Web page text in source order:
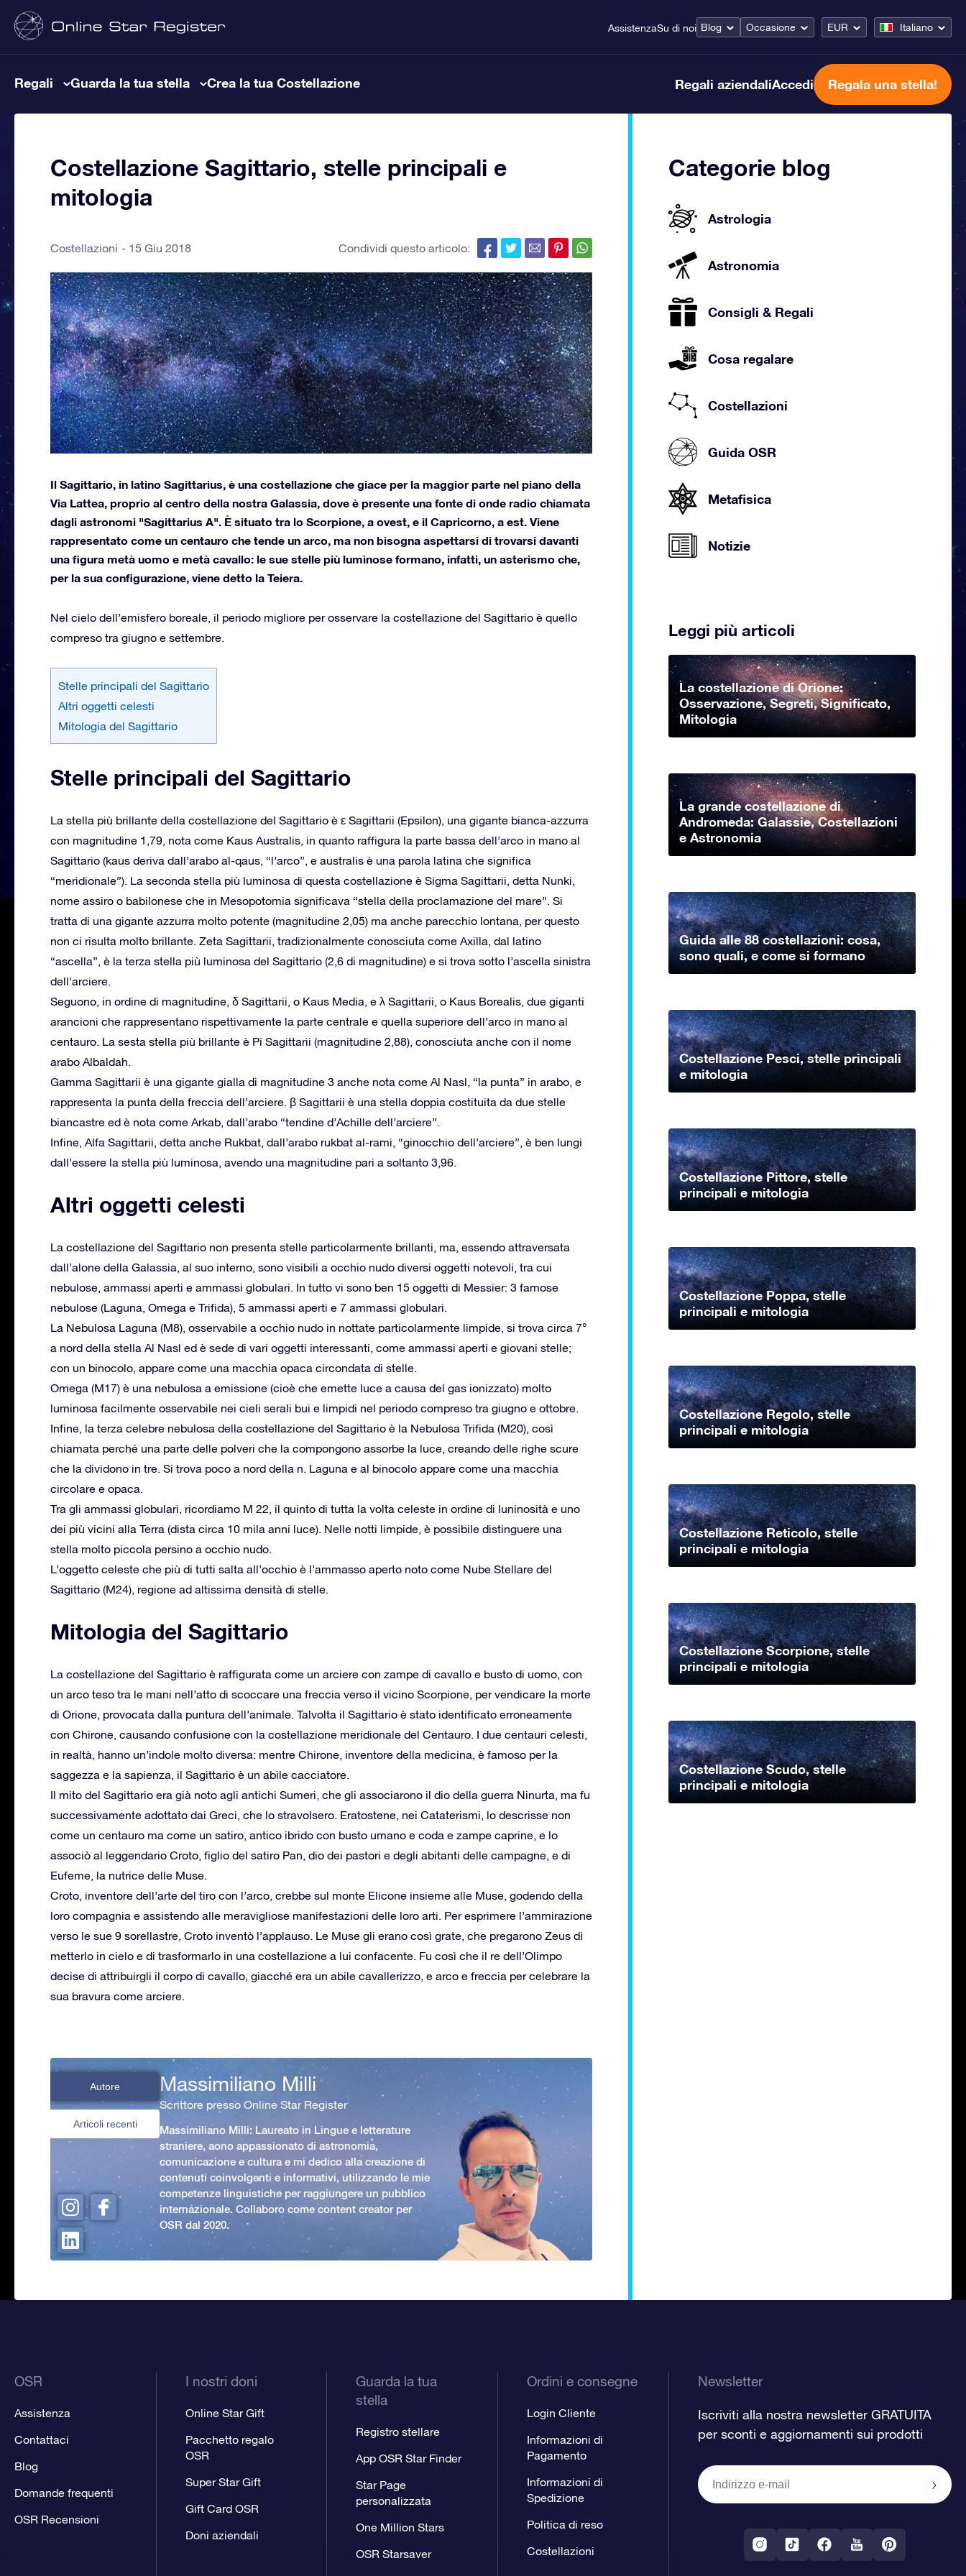
AssistenzaSu di noi Blog Occasione EUR Italiano
Regali Guarda la tua stella Crea la tua Costellazione Regali aziendaliAccedi Regala una stella!
Costellazione Sagittario, stelle principali e
mitologia
Costellazioni 15 Giu 2018 Condividi questo articolo:
Il Sagittario, in latino Sagittarius, è una costellazione che giace per la maggior parte nel piano della
Via Lattea, proprio al centro della nostra Galassia, dove è presente una fonte di onde radio chiamata
dagli astronomi "Sagittarius A". È situato tra lo Scorpione, a ovest, e il Capricorno, a est. Viene
rappresentato come un centauro che tende un arco, ma non bisogna aspettarsi di trovarsi davanti
una figura metà uomo e metà cavallo: le sue stelle più luminose formano, infatti, un asterismo che,
per la sua configurazione, viene detto la Teiera.
Nel cielo dell’emisfero boreale, il periodo migliore per osservare la costellazione del Sagittario è quello
compreso tra giugno e settembre.
Stelle principali del Sagittario
Altri oggetti celesti
Mitologia del Sagittario
Stelle principali del Sagittario
La stella più brillante della costellazione del Sagittario è ε Sagittarii (Epsilon), una gigante bianca-azzurra
con magnitudine 1,79, nota come Kaus Australis, in quanto raffigura la parte bassa dell’arco in mano al
Sagittario (kaus deriva dall’arabo al-qaus, “l’arco”, e australis è una parola latina che significa
“meridionale”). La seconda stella più luminosa di questa costellazione è Sigma Sagittarii, detta Nunki,
nome assiro o babilonese che in Mesopotomia significava “stella della proclamazione del mare”. Si
tratta di una gigante azzurra molto potente (magnitudine 2,05) ma anche parecchio lontana, per questo
non ci risulta molto brillante. Zeta Sagittarii, tradizionalmente conosciuta come Axilla, dal latino
“ascella”, è la terza stella più luminosa del Sagittario (2,6 di magnitudine) e si trova sotto l’ascella sinistra
dell’arciere.
Seguono, in ordine di magnitudine, δ Sagittarii, o Kaus Media, e λ Sagittarii, o Kaus Borealis, due giganti
arancioni che rappresentano rispettivamente la parte centrale e quella superiore dell’arco in mano al
centauro. La sesta stella più brillante è Pi Sagittarii (magnitudine 2,88), conosciuta anche con il nome
arabo Albaldah.
Gamma Sagittarii è una gigante gialla di magnitudine 3 anche nota come Al Nasl, “la punta” in arabo, e
rappresenta la punta della freccia dell’arciere. β Sagittarii è una stella doppia costituita da due stelle
biancastre ed è nota come Arkab, dall’arabo “tendine d’Achille dell’arciere”.
Infine, Alfa Sagittarii, detta anche Rukbat, dall’arabo rukbat al-rami, “ginocchio dell’arciere”, è ben lungi
dall’essere la stella più luminosa, avendo una magnitudine pari a soltanto 3,96.
Altri oggetti celesti
La costellazione del Sagittario non presenta stelle particolarmente brillanti, ma, essendo attraversata
dall’alone della Galassia, al suo interno, sono visibili a occhio nudo diversi oggetti notevoli, tra cui
nebulose, ammassi aperti e ammassi globulari. In tutto vi sono ben 15 oggetti di Messier: 3 famose
nebulose (Laguna, Omega e Trifida), 5 ammassi aperti e 7 ammassi globulari.
La Nebulosa Laguna (M8), osservabile a occhio nudo in nottate particolarmente limpide, si trova circa 7°
a nord della stella Al Nasl ed è sede di vari oggetti interessanti, come ammassi aperti e giovani stelle;
con un binocolo, appare come una macchia opaca circondata di stelle.
Omega (M17) è una nebulosa a emissione (cioè che emette luce a causa del gas ionizzato) molto
luminosa facilmente osservabile nei cieli serali bui e limpidi nel periodo compreso tra giugno e ottobre.
Infine, la terza celebre nebulosa della costellazione del Sagittario è la Nebulosa Trifida (M20), così
chiamata perché una parte delle polveri che la compongono assorbe la luce, creando delle righe scure
che la dividono in tre. Si trova poco a nord della n. Laguna e al binocolo appare come una macchia
circolare e opaca.
Tra gli ammassi globulari, ricordiamo M 22, il quinto di tutta la volta celeste in ordine di luninosità e uno
dei più vicini alla Terra (dista circa 10 mila anni luce). Nelle notti limpide, è possibile distinguere una
stella molto piccola persino a occhio nudo.
L’oggetto celeste che più di tutti salta all’occhio è l’ammasso aperto noto come Nube Stellare del
Sagittario (M24), regione ad altissima densità di stelle.
Mitologia del Sagittario
La costellazione del Sagittario è raffigurata come un arciere con zampe di cavallo e busto di uomo, con
un arco teso tra le mani nell’atto di scoccare una freccia verso il vicino Scorpione, per vendicare la morte
di Orione, provocata dalla puntura dell’animale. Talvolta il Sagittario è stato identificato erroneamente
con Chirone, causando confusione con la costellazione meridionale del Centauro. I due centauri celesti,
in realtà, hanno un’indole molto diversa: mentre Chirone, inventore della medicina, è famoso per la
saggezza e la sapienza, il Sagittario è un abile cacciatore.
Il mito del Sagittario era già noto agli antichi Sumeri, che gli associarono il dio della guerra Ninurta, ma fu
successivamente adottato dai Greci, che lo stravolsero. Eratostene, nei Cataterismi, lo descrisse non
come un centauro ma come un satiro, antico ibrido con busto umano e coda e zampe caprine, e lo
associò al leggendario Croto, figlio del satiro Pan, dio dei pastori e degli abitanti delle campagne, e di
Eufeme, la nutrice delle Muse.
Croto, inventore dell’arte del tiro con l’arco, crebbe sul monte Elicone insieme alle Muse, godendo della
loro compagnia e assistendo alle meravigliose manifestazioni delle loro arti. Per esprimere l’ammirazione
verso le sue 9 sorellastre, Croto inventò l’applauso. Le Muse gli erano così grate, che pregarono Zeus di
metterlo in cielo e di trasformarlo in una costellazione a lui confacente. Fu così che il re dell’Olimpo
decise di attribuirgli il corpo di cavallo, giacché era un abile cavallerizzo, e arco e freccia per celebrare la
sua bravura come arciere.
Autore
Articoli recenti
Massimiliano Milli
Scrittore presso Online Star Register
Massimiliano Milli: Laureato in Lingue e letterature
straniere, aono appassionato di astronomia,
comunicazione e cultura e mi dedico alla creazione di
contenuti coinvolgenti e informativi, utilizzando le mie
competenze linguistiche per raggiungere un pubblico
internazionale. Collaboro come content creator per
OSR dal 2020.
Categorie blog
Astrologia
Astronomia
Consigli & Regali
Cosa regalare
Costellazioni
Guida OSR
Metafisica
Notizie
Leggi più articoli
La costellazione di Orione:
Osservazione, Segreti, Significato,
Mitologia
La grande costellazione di
Andromeda: Galassie, Costellazioni
e Astronomia
Guida alle 88 costellazioni: cosa,
sono quali, e come si formano
Costellazione Pesci, stelle principali
e mitologia
Costellazione Pittore, stelle
principali e mitologia
Costellazione Poppa, stelle
principali e mitologia
Costellazione Regolo, stelle
principali e mitologia
Costellazione Reticolo, stelle
principali e mitologia
Costellazione Scorpione, stelle
principali e mitologia
Costellazione Scudo, stelle
principali e mitologia
OSR
Assistenza
Contattaci
Blog
Domande frequenti
OSR Recensioni
I nostri doni
Online Star Gift
Pacchetto regalo
OSR
Super Star Gift
Gift Card OSR
Doni aziendali
Guarda la tua
stella
Registro stellare
App OSR Star Finder
Star Page
personalizzata
One Million Stars
OSR Starsaver
Ordini e consegne
Login Cliente
Informazioni di
Pagamento
Informazioni di
Spedizione
Politica di reso
Costellazioni
Newsletter
Iscriviti alla nostra newsletter GRATUITA
per sconti e aggiornamenti sui prodotti